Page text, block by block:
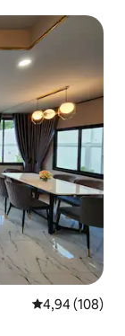
Évaluation
4,94 (108)